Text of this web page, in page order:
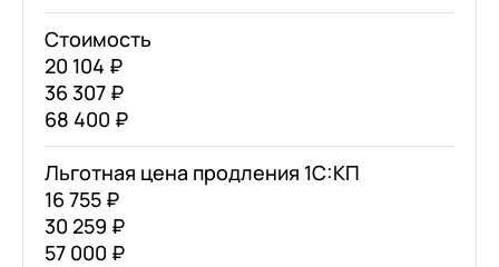
Стоимость
20 104 ₽
36 307 ₽
68 400 ₽
Льготная цена продления 1С:КП
16 755 ₽
30 259 ₽
57 000 ₽